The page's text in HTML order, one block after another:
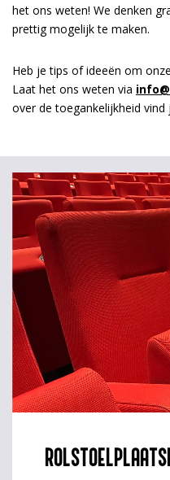
het ons weten! We denken
prettig mogelijk te maken.
Heb je tips of ideeën om
Laat het ons weten via
over de toegankelijkheid vind